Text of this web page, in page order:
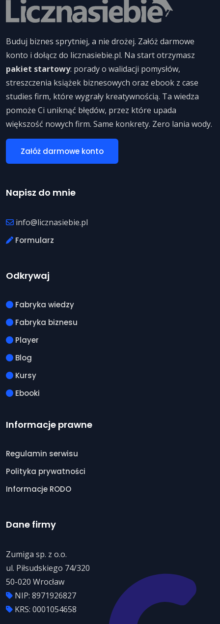
Buduj biznes sprytniej, a nie drożej. Załóż darmowe
konto i dołącz do licznasiebie.pl. Na start otrzymasz
pakiet startowy: porady o walidacji pomysłów,
streszczenia książek biznesowych oraz ebook z case
studies firm, które wygrały kreatywnością. Ta wiedza
pomoże Ci uniknąć błędów, przez które upada
większość nowych firm. Same konkrety. Zero lania wody.
Załóż darmowe konto
Napisz do mnie
info@licznasiebie.pl
Formularz
Odkrywaj
Fabryka wiedzy
Fabryka biznesu
Player
Blog
Kursy
Ebooki
Informacje prawne
Regulamin serwisu
Polityka prywatności
Informacje RODO
Dane firmy
Zumiga sp. z o.o.
ul. Piłsudskiego 74/320
50-020 Wrocław
NIP: 8971926827
KRS: 0001054658